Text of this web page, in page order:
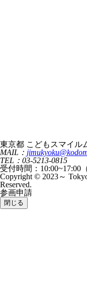
東京都 こどもスマイル
MAIL：
TEL：03-5213-0815
受付時間：10:00~17:00
Copyright © 2023～
Reserved.
参画申請
閉じる